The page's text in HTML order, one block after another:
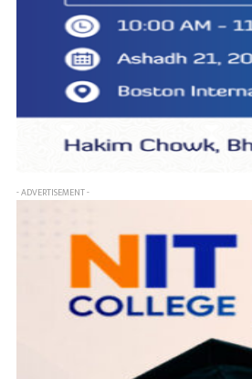
- ADVERTISEMENT -